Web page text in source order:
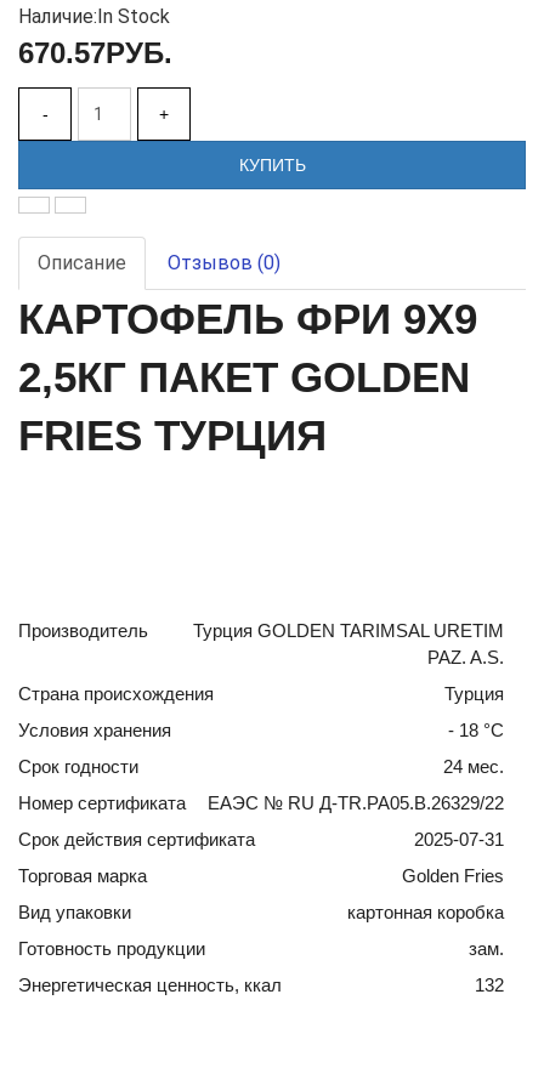
Наличие:In Stock
670.57РУБ.
- +
КУПИТЬ
Описание Отзывов (0)
КАРТОФЕЛЬ ФРИ 9Х9
2,5КГ ПАКЕТ GOLDEN
FRIES ТУРЦИЯ
Производитель
Турция GOLDEN TARIMSAL URETIM
PAZ. A.S.
Страна происхождения
Турция
Условия хранения
- 18 °С
Срок годности
24 мес.
Номер сертификата
ЕАЭС № RU Д-ТR.РА05.В.26329/22
Срок действия сертификата
2025-07-31
Торговая марка
Golden Fries
Вид упаковки
картонная коробка
Готовность продукции
зам.
Энергетическая ценность, ккал
132